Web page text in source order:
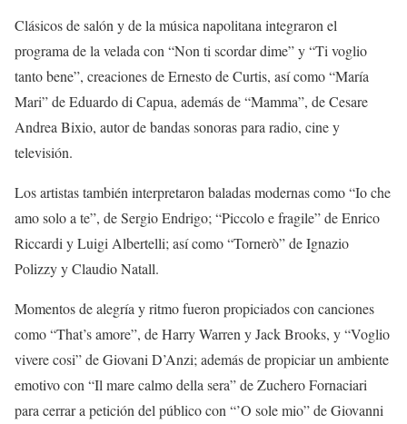
Clásicos de salón y de la música napolitana integraron el
programa de la velada con “Non ti scordar dime” y “Ti voglio
tanto bene”, creaciones de Ernesto de Curtis, así como “María
Mari” de Eduardo di Capua, además de “Mamma”, de Cesare
Andrea Bixio, autor de bandas sonoras para radio, cine y
televisión.
Los artistas también interpretaron baladas modernas como “Io che
amo solo a te”, de Sergio Endrigo; “Piccolo e fragile” de Enrico
Riccardi y Luigi Albertelli; así como “Tornerò” de Ignazio
Polizzy y Claudio Natall.
Momentos de alegría y ritmo fueron propiciados con canciones
como “That’s amore”, de Harry Warren y Jack Brooks, y “Voglio
vivere cosi” de Giovani D’Anzi; además de propiciar un ambiente
emotivo con “Il mare calmo della sera” de Zuchero Fornaciari
para cerrar a petición del público con “’O sole mio” de Giovanni